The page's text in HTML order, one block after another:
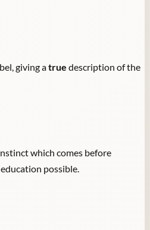
giving atrue description of the
which comes before
possible.